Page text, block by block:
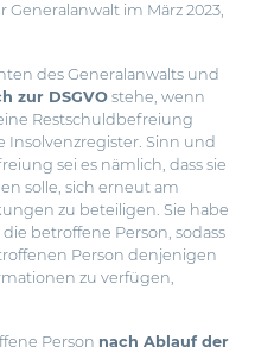
Generalanwalt im März 2023,
des Generalanwalts und
zur DSGVOstehe, wenn
Restschuldbefreiung
Insolvenzregister. Sinn und
sei es nämlich, dass sie
solle, sich erneut am
zu beteiligen. Sie habe
betroffene Person, sodass
Person denjenigen
zu verfügen,
Person nach Ablauf der